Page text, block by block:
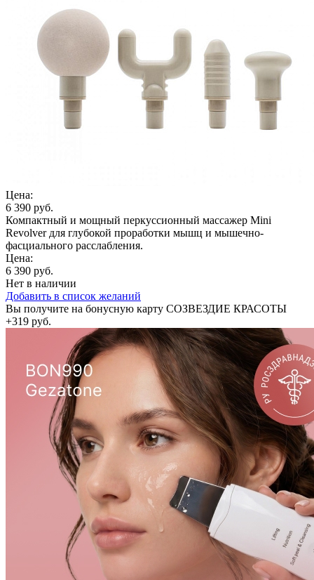
Цена:
6 390 руб.
Компактный и мощный перкуссионный массажер Mini
Revolver для глубокой проработки мышц и мышечно-
фасциального расслабления.
Цена:
6 390 руб.
Нет в наличии
Добавить в список желаний
Вы получите на бонусную карту СОЗВЕЗДИЕ КРАСОТЫ
+319 руб.